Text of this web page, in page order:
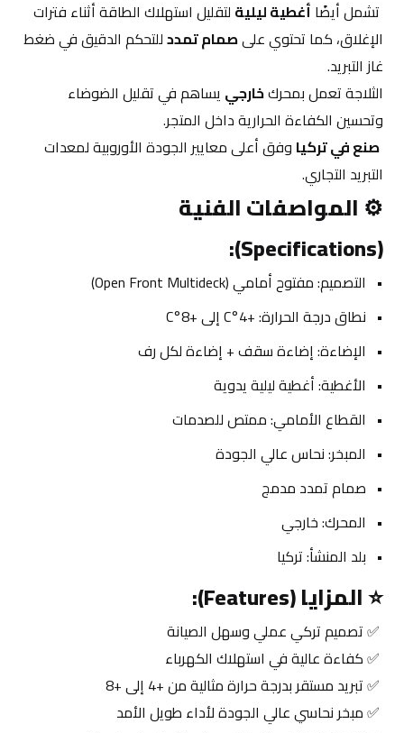
أغطية ليلية
الإغلاق، كما تحتوي على صمام تمدد
غاز التبريد.
الثلاجة تعمل بمحرك خارجي
وتحسين الكفاءة الحرارية داخل المتجر.
صنع في تركيا
التبريد التجاري.
⚙️
(Specifications):
التصميم: مفتوح أمامي (Open Front Multideck)
نطاق درجة الحرارة: +4°C إلى +8°C
الإضاءة: إضاءة سقف + إضاءة لكل رف
الأغطية: أغطية ليلية يدوية
القطاع الأمامي: ممتص للصدمات
المبخر: نحاس عالي الجودة
صمام تمدد مدمج
المحرك: خارجي
بلد المنشأ: تركيا
⭐ المزايا (Features):